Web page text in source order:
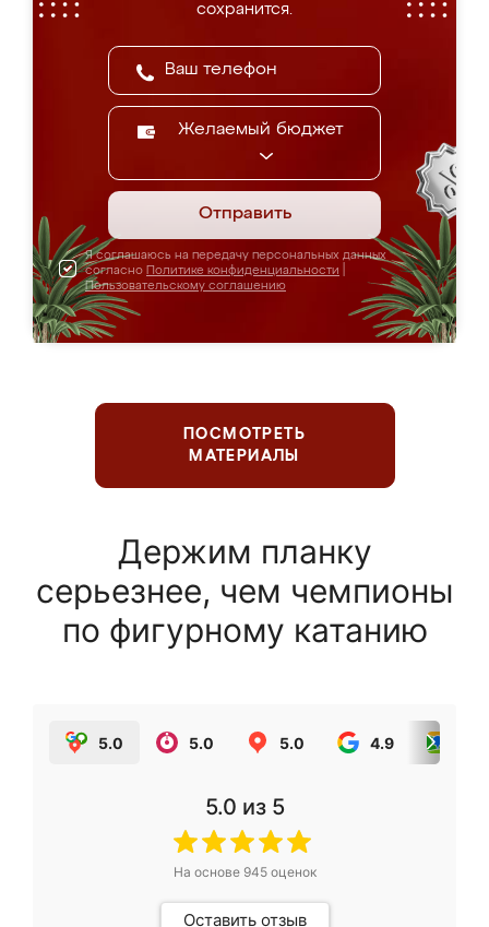
сохранится.
Желаемый бюджет
Отправить
Я соглашаюсь на передачу персональных данных
согласно Политике конфиденциальности
Пользовательскому соглашению
ПОСМОТРЕТЬ
МАТЕРИАЛЫ
Держим планку
серьезнее, чем чемпионы
по фигурному катанию
5.0 5.0 5.0 4.9
5.0 из 5
На основе 945оценок
Оставить отзыв